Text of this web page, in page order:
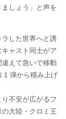
しょう」と声を
した世界へと誘
ャスト同士がア
えて急いで移動
1 弾から積み上げ
不安が広がるフ
大陸・クロミ王